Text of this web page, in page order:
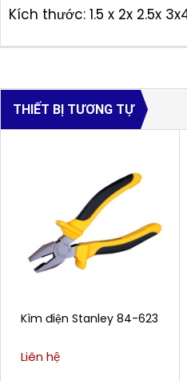
Kích thước: 1.5 x 2x 2.5x
THIẾT BỊ TƯƠNG TỰ
Kìm điện Stanley 84-623
Liên hệ